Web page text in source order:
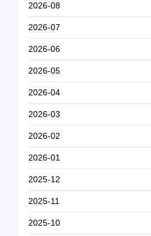
2026-08
2026-07
2026-06
2026-05
2026-04
2026-03
2026-02
2026-01
2025-12
2025-11
2025-10